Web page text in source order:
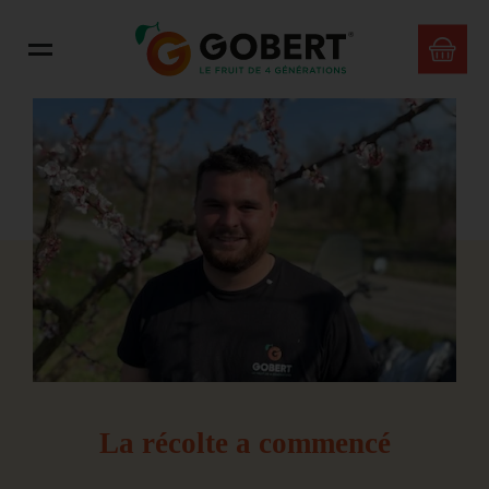
La récolte a commencé